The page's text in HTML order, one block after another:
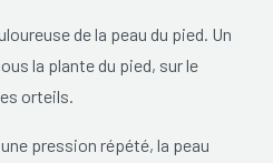
de la peau du pied. Un
la plante du pied, sur le
orteils.
pression répété, la peau